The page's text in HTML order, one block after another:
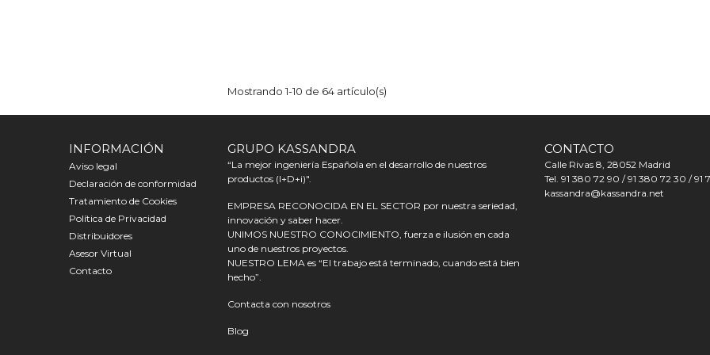
Mostrando 1-10 de 64 artículo(s)
INFORMACIÓN
Aviso legal
Declaración de conformidad
Tratamiento de Cookies
Política de Privacidad
Distribuidores
Asesor Virtual
Contacto
GRUPO KASSANDRA
“La mejor ingeniería Española en el desarrollo de nuestros
productos (I+D+i)".
EMPRESA RECONOCIDA EN EL SECTOR por nuestra seriedad,
innovación y saber hacer.
UNIMOS NUESTRO CONOCIMIENTO, fuerza e ilusión en cada
uno de nuestros proyectos.
NUESTRO LEMA es “El trabajo está terminado, cuando está bien
hecho”.
Contacta con nosotros
Blog
CONTACTO
Calle Rivas 8, 28052 Madrid
Tel. 91 380 72 90 / 91 380 72 30 / 91
kassandra@kassandra.net